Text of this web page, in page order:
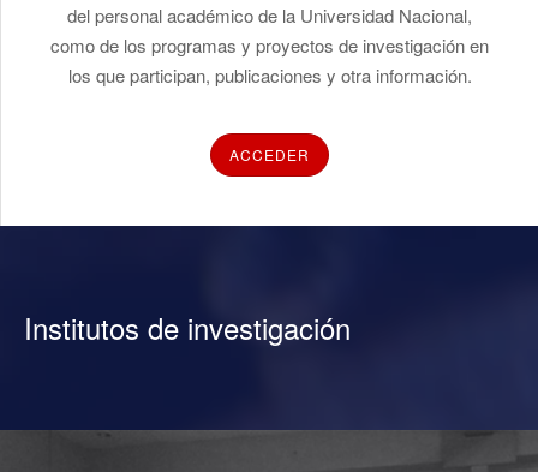
del personal académico de la Universidad Nacional,
como de los programas y proyectos de investigación en
los que participan, publicaciones y otra información.
ACCEDER
Institutos de investigación